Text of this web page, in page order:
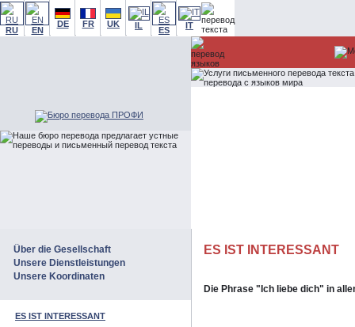
RU EN
DE FR UK IL ES IT
Über die Gesellschaft
Unsere Dienstleistungen
Unsere Koordinaten
ES IST INTERESSANT
ES IST INTERESSANT
Die Phrase "Ich liebe dich" in